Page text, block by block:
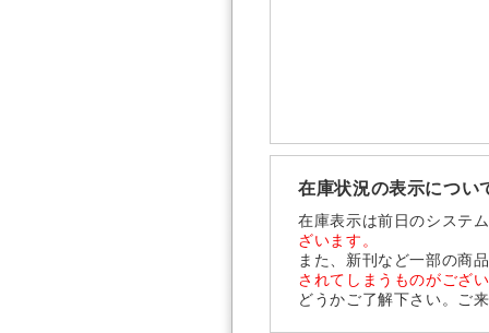
在庫状況の表示につい
在庫表示は前日のシステ
ざいます。
また、新刊など一部の商
されてしまうものがござい
どうかご了解下さい。ご